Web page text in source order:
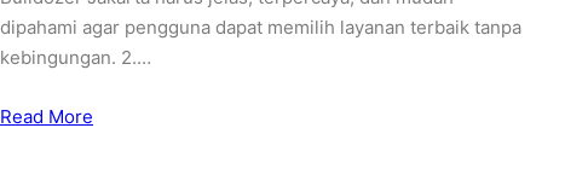
dipahami agar pengguna dapat memilih layanan terbaik tanpa
kebingungan. 2.…
Read More